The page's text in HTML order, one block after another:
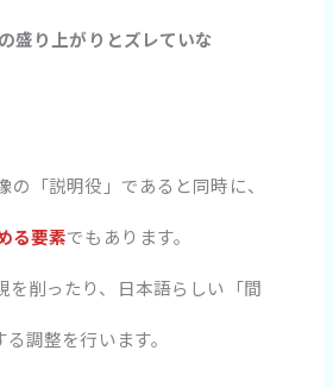
盛り上がりとズレていな
の「説明役」であると同時に、
る要素でもあります。
を削ったり、日本語らしい「間
調整を行います。